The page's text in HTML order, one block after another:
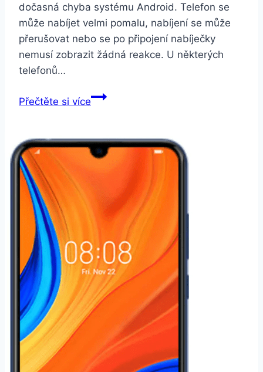
dočasná chyba systému Android. Telefon se
může nabíjet velmi pomalu, nabíjení se může
přerušovat nebo se po připojení nabíječky
nemusí zobrazit žádná reakce. U některých
telefonů…
Přečtěte si víceSAMSUNG
nenabíjí